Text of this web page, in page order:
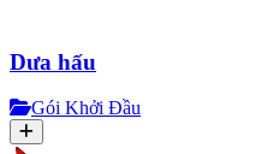
Dưa hấu
Gói Khởi Đầu